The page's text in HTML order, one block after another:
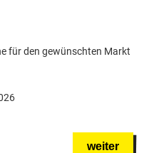
für den gewünschten Markt
weiter